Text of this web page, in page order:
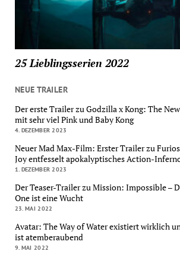
25 Lieblingsserien 2022
NEUE TRAILER
Der erste Trailer zu Godzilla x Kong: The
mit sehr viel Pink und Baby Kong
4. DEZEMBER 2023
Neuer Mad Max-Film: Erster Trailer zu
Joy entfesselt apokalyptisches Action-
1. DEZEMBER 2023
Der Teaser-Trailer zu Mission: Impossible –
One ist eine Wucht
23. MAI 2022
Avatar: The Way of Water existiert wirklich
ist atemberaubend
9. MAI 2022